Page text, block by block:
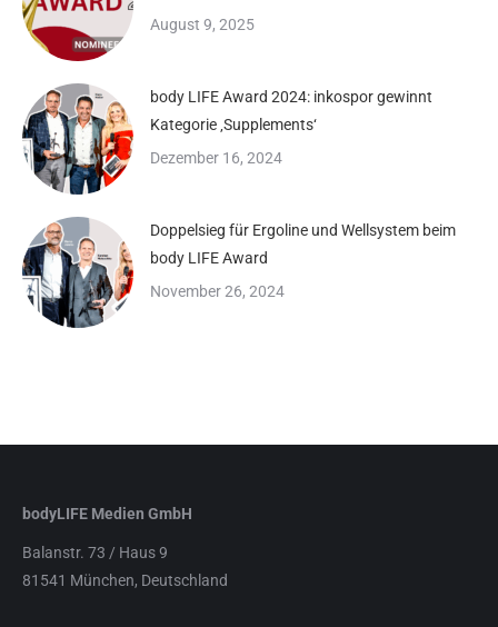
August 9, 2025
body LIFE Award 2024: inkospor gewinnt
Kategorie ‚Supplements‘
Dezember 16, 2024
Doppelsieg für Ergoline und Wellsystem beim
body LIFE Award
November 26, 2024
bodyLIFE Medien GmbH
Balanstr. 73 / Haus 9
81541 München, Deutschland